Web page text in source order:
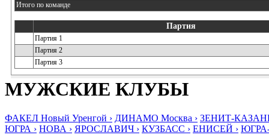
Итого по команде
Партия
Партия 1
Партия 2
Партия 3
МУЖСКИЕ КЛУБЫ
ФАКЕЛ Новый Уренгой › ДИНАМО Москва › ЗЕНИТ-
ЮГРА › НОВА › ЯРОСЛАВИЧ › КУЗБАСС › ЕНИСЕЙ ›